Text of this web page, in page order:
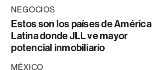
NEGOCIOS
Estos son los países de América
Latina donde JLL ve mayor
potencial inmobiliario
MÉXICO